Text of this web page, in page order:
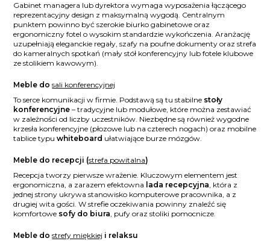
Gabinet managera lub dyrektora wymaga wyposażenia łączącego
reprezentacyjny design z maksymalną wygodą. Centralnym
punktem powinno być szerokie biurko gabinetowe oraz
ergonomiczny fotel o wysokim standardzie wykończenia. Aranżację
uzupełniają eleganckie regały, szafy na poufne dokumenty oraz strefa
do kameralnych spotkań (mały stół konferencyjny lub fotele klubowe
ze stolikiem kawowym).
Meble dosali konferencyjnej
To serce komunikacji w firmie. Podstawą są tu stabilne stoły
konferencyjne – tradycyjne lub modułowe, które można zestawiać
w zależności od liczby uczestników. Niezbędne są również wygodne
krzesła konferencyjne (płozowe lub na czterech nogach) oraz mobilne
tablice typuwhiteboard ułatwiające burze mózgów.
Meble do recepcji (strefa powitalna)
Recepcja tworzy pierwsze wrażenie. Kluczowym elementem jest
ergonomiczna, a zarazem efektowna lada recepcyjna, która z
jednej strony ukrywa stanowisko komputerowe pracownika, a z
drugiej wita gości. W strefie oczekiwania powinny znaleźć się
komfortowe sofy do biura, pufy oraz stoliki pomocnicze.
Meble dostrefy miękkiej i relaksu